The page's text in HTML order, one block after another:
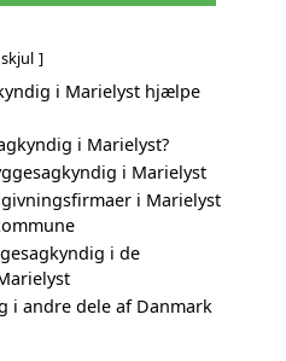
skjul
i Marielyst hjælpe
i Marielyst?
i Marielyst
i Marielyst
i de
i andre dele af Danmark